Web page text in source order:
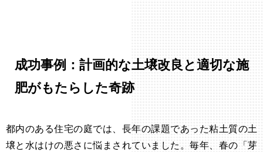
成功事例：計画的な土壌改良と適切な施
肥がもたらした奇跡
都内のある住宅の庭では、長年の課題であった粘土質の土
壌と水はけの悪さに悩まされていました。毎年、春の「芽